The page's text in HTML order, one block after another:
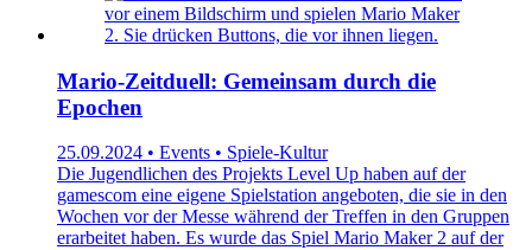
Mario-Zeitduell: Gemeinsam durch die
Epochen
25.09.2024 • Events • Spiele-Kultur
Die Jugendlichen des Projekts Level Up haben auf der
gamescom eine eigene Spielstation angeboten, die sie in den
Wochen vor der Messe während der Treffen in den Gruppen
erarbeitet haben. Es wurde das Spiel Mario Maker 2 auf der